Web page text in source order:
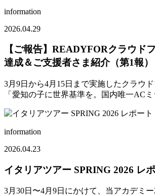
information
2026.04.29
【ご報告】READYFORクラウド
達成＆ご支援者さま紹介（第1報）
3月9日から4月15日まで実施したクラウ
「愛知の子に世界基準を。国内唯一AC
information
2026.04.23
イタリアツアー SPRING 2026 レ
3月30日〜4月9日にかけて、当アカデミ